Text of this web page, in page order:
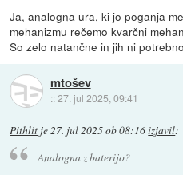
Ja, analogna ura, ki jo poganja
mehanizmu rečemo kvarčni
So zelo natančne in jih ni
mtošev
::27. jul 2025, 09:41
Pithlit je27. jul 2025 ob 08:16izjavil:
Analogna z baterijo?